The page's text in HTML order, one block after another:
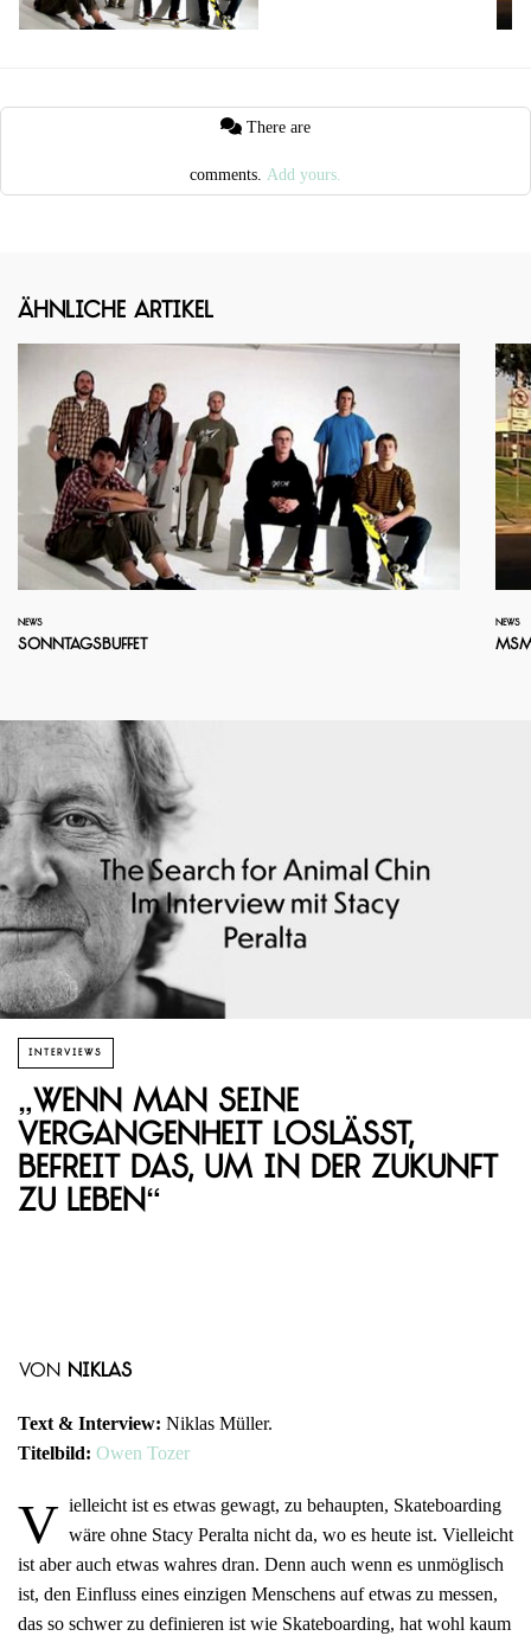
comments. Add yours.
Ähnliche Artikel
NEWS
Sonntagsbuffet
NEWS
INTERVIEWS
„Wenn man seine
Vergangenheit loslässt,
befreit das, um in der Zukunft
zu leben“
von Niklas
Text & Interview: Niklas Müller.
Titelbild: Owen Tozer
V ielleicht ist es etwas gewagt, zu behaupten, Skateboarding
wäre ohne Stacy Peralta nicht da, wo es heute ist. Vielleicht
ist aber auch etwas wahres dran. Denn auch wenn es unmöglisch
ist, den Einfluss eines einzigen Menschens auf etwas zu messen,
das so schwer zu definieren ist wie Skateboarding, hat wohl kaum